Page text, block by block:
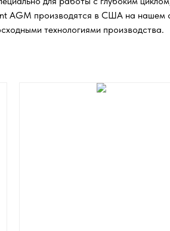
AGM производятся в США на
технологиями производства.